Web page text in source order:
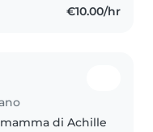
€10.00/hr
di Achille